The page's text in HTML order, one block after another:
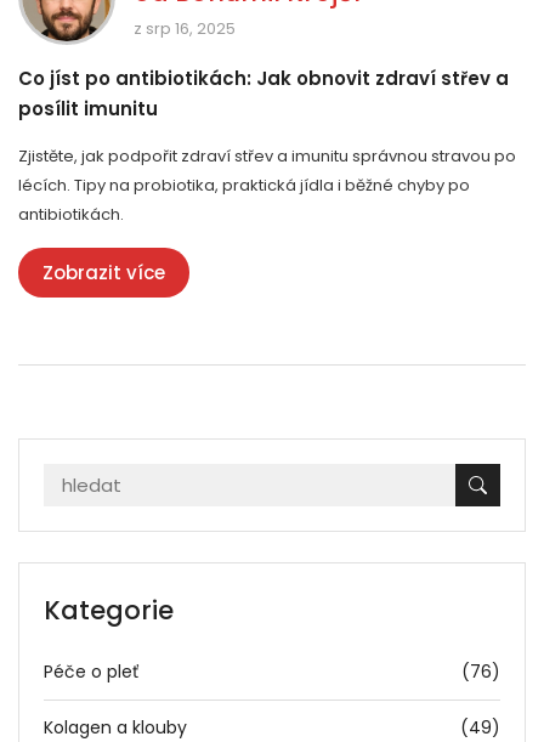
z srp 16, 2025
Co jíst po antibiotikách: Jak obnovit zdraví střev a
posílit imunitu
Zjistěte, jak podpořit zdraví střev a imunitu správnou stravou po
lécích. Tipy na probiotika, praktická jídla i běžné chyby po
antibiotikách.
Zobrazit více
Kategorie
Péče o pleť (76)
Kolagen a klouby (49)